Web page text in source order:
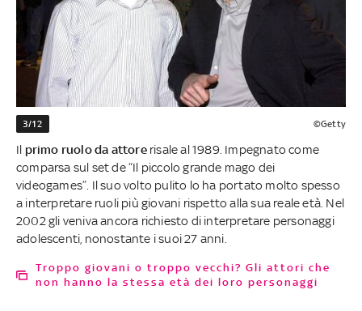
3/12 ©Getty
Il primo ruolo da attorerisale al 1989. Impegnato come
comparsa sul set de “Il piccolo grande mago dei
videogames”. Il suo volto pulito lo ha portato molto spesso
a interpretare ruoli più giovani rispetto alla sua reale età. Nel
2002 gli veniva ancora richiesto di interpretare personaggi
adolescenti, nonostante i suoi 27 anni.
Troppo giovani o troppo vecchi? Gli attori che
non hanno la stessa età dei loro personaggi